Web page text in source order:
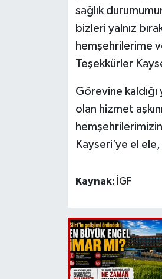
sağlık
bizleri yalnız
hemşehrilerime
Teşekkürler
Görevine kaldığı
olan hizmet
Kayseri’ye el
Kaynak: İGF